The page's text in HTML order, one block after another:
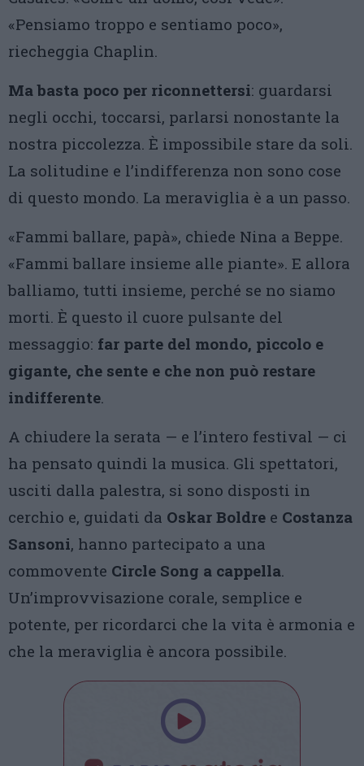
«Pensiamo troppo e sentiamo poco»,
riecheggia Chaplin.
Ma basta poco per riconnettersi: guardarsi
negli occhi, toccarsi, parlarsi nonostante la
nostra piccolezza. È impossibile stare da soli.
La solitudine e l’indifferenza non sono cose
di questo mondo. La meraviglia è a un passo.
«Fammi ballare, papà», chiede Nina a Beppe.
«Fammi ballare insieme alle piante». E allora
balliamo, tutti insieme, perché se no siamo
morti. È questo il cuore pulsante del
messaggio: far parte del mondo, piccolo e
gigante, che sente e che non può restare
indifferente.
A chiudere la serata — e l’intero festival — ci
ha pensato quindi la musica. Gli spettatori,
usciti dalla palestra, si sono disposti in
cerchio e, guidati da Oskar Boldre e Costanza
Sansoni, hanno partecipato a una
commovente Circle Song a cappella.
Un’improvvisazione corale, semplice e
potente, per ricordarci che la vita è armonia e
che la meraviglia è ancora possibile.